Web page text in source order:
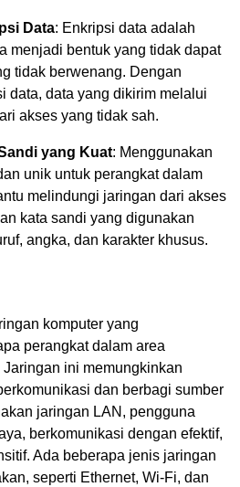
Data: Enkripsi data adalah
menjadi bentuk yang tidak dapat
tidak berwenang. Dengan
data, data yang dikirim melalui
akses yang tidak sah.
yang Kuat: Menggunakan
unik untuk perangkat dalam
melindungi jaringan dari akses
kata sandi yang digunakan
angka, dan karakter khusus.
komputer yang
perangkat dalam area
ini memungkinkan
dan berbagi sumber
jaringan LAN, pengguna
berkomunikasi dengan efektif,
Ada beberapa jenis jaringan
seperti Ethernet, Wi-Fi, dan